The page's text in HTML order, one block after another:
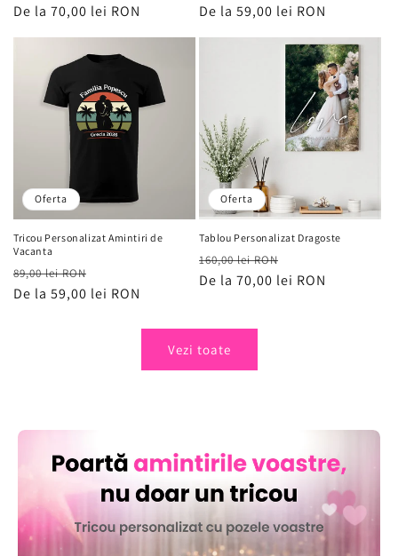
obișnuit
de
De la 70,00 lei RON
obișnuit
de
De la 59,00 lei RON
Oferta
Tricou Personalizat Amintiri de
Vacanta
Preț
obișnuit
89,00 lei RON
de
De la 59,00 lei RON
Oferta
Tablou Personalizat Dragoste
Preț
obișnuit
160,00 lei RON
de
De la 70,00 lei RON
Vezi toate